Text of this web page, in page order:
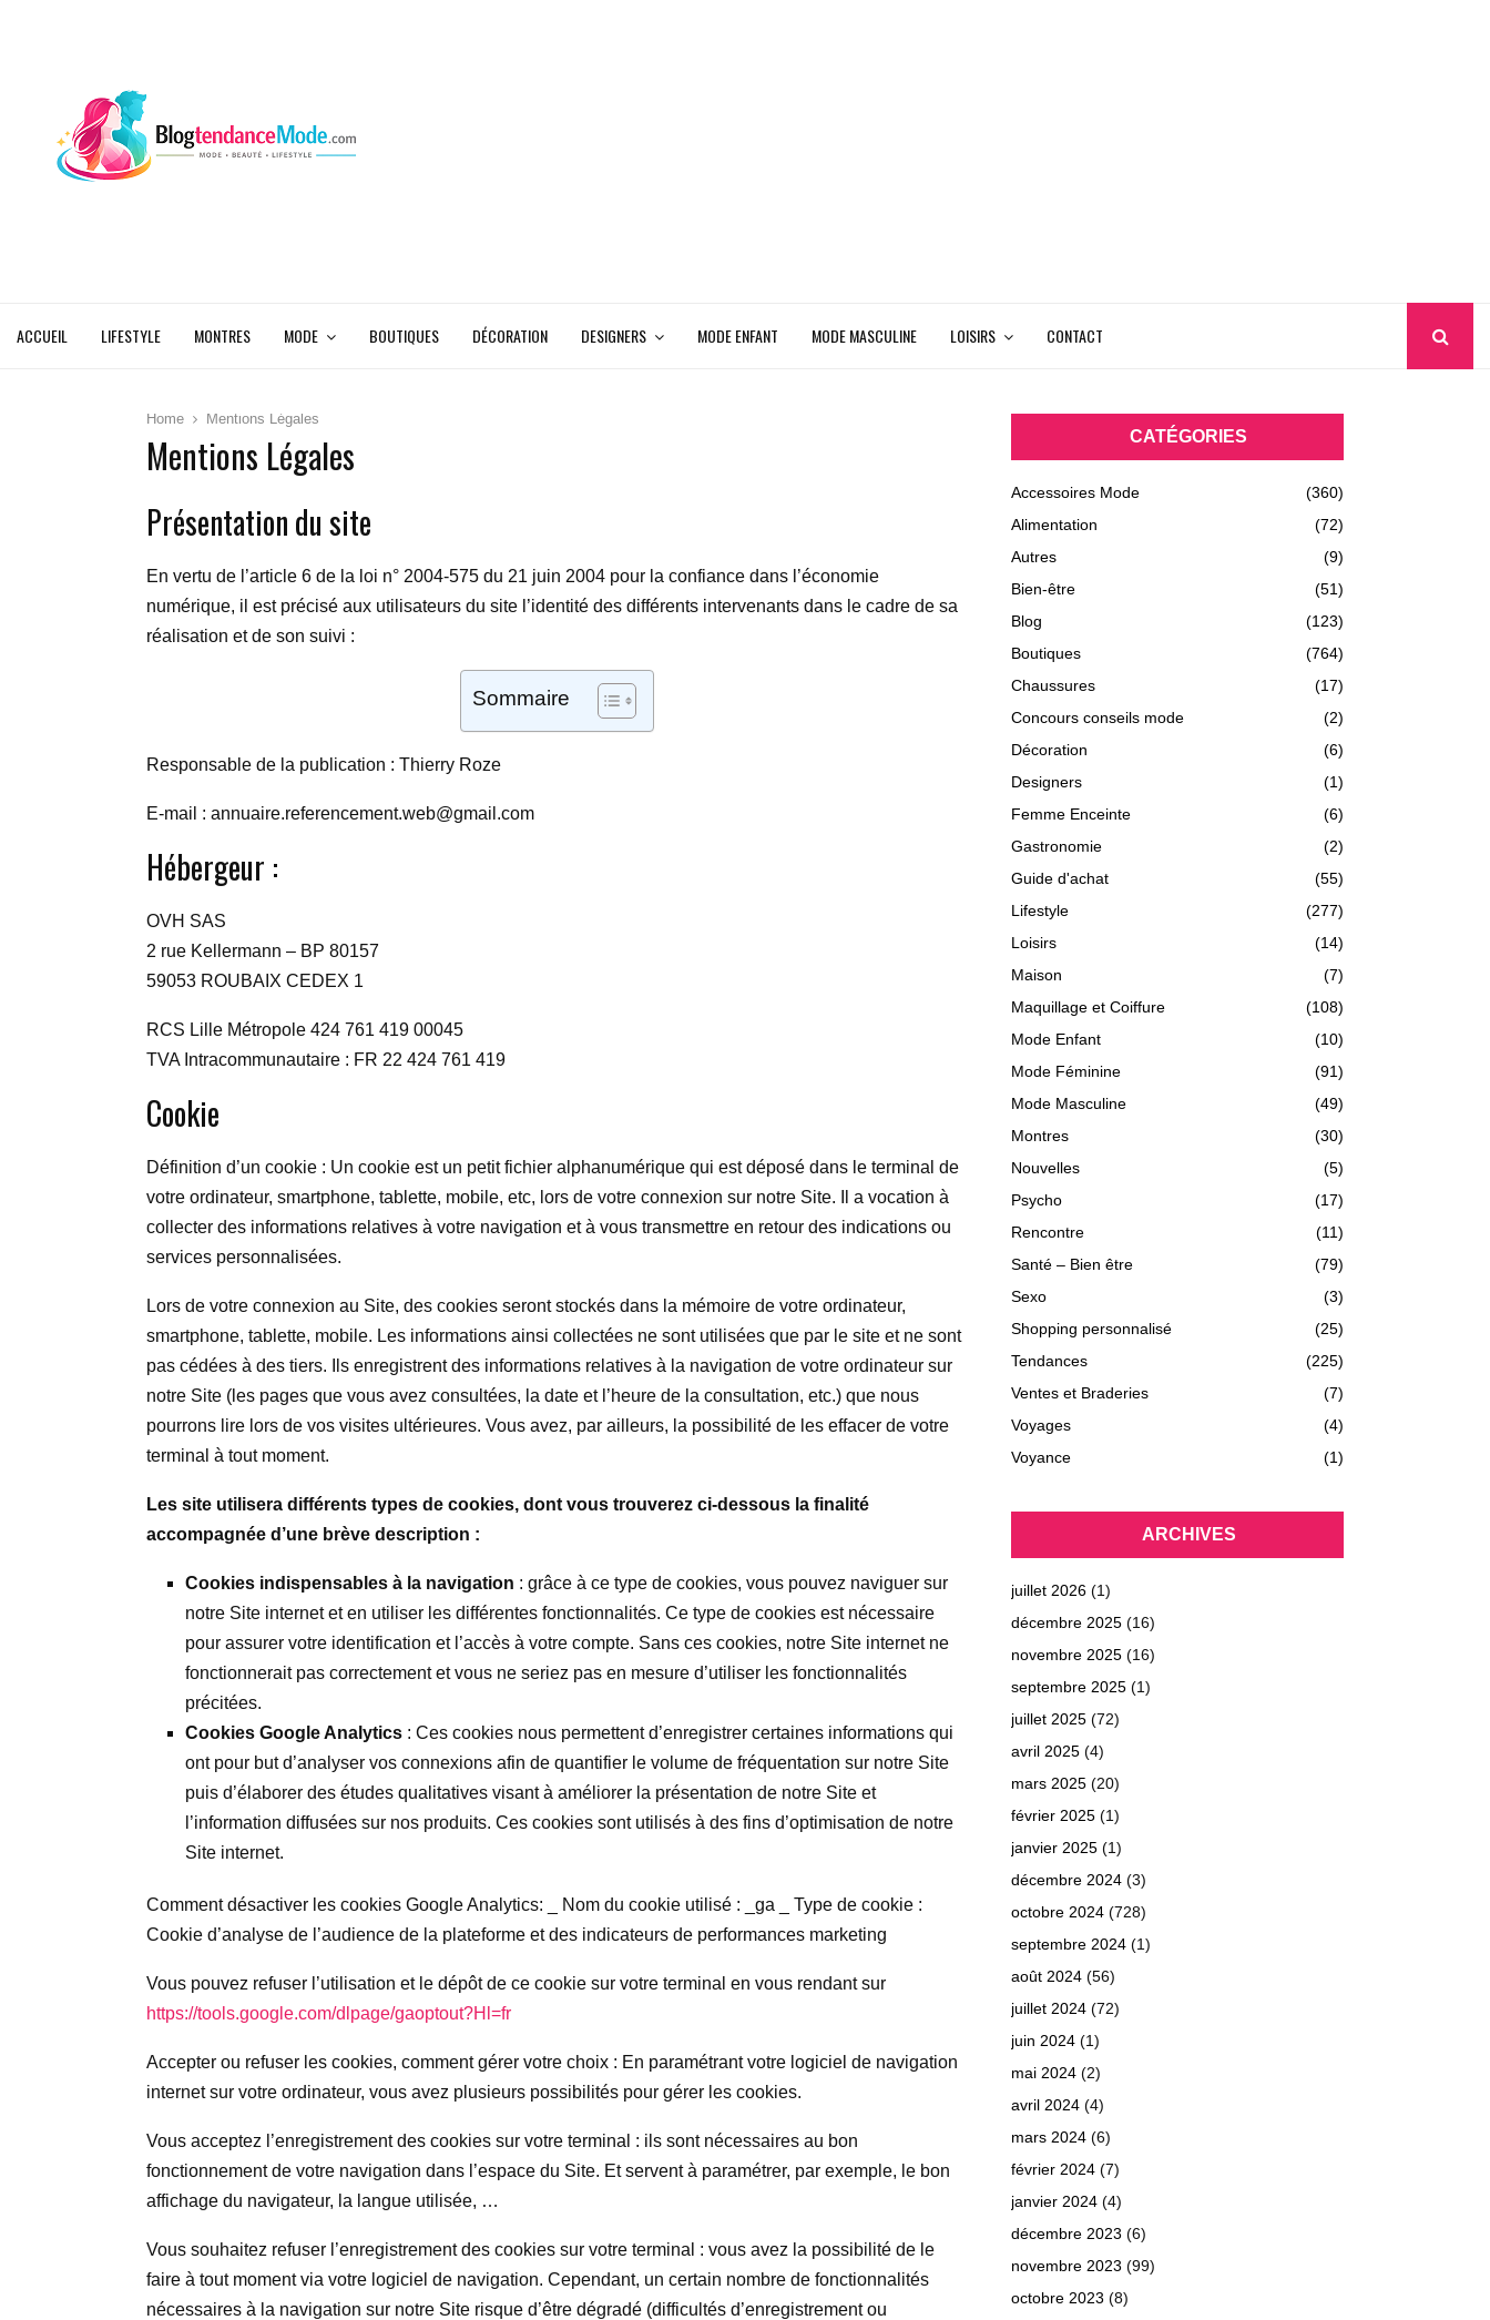
ACCUEIL LIFESTYLE MONTRES MODE BOUTIQUES DÉCORATION DESIGNERS MODE ENFANT MODE MASCULINE LOISIRS CONTACT
Home Mentions Légales
Mentions Légales
Présentation du site
En vertu de l’article 6 de la loi n° 2004-575 du 21 juin 2004 pour la confiance dans l’économie
numérique, il est précisé aux utilisateurs du site l’identité des différents intervenants dans le cadre de sa
réalisation et de son suivi :
Sommaire
Responsable de la publication : Thierry Roze
E-mail : annuaire.referencement.web@gmail.com
Hébergeur :
OVH SAS
2 rue Kellermann – BP 80157
59053 ROUBAIX CEDEX 1
RCS Lille Métropole 424 761 419 00045
TVA Intracommunautaire : FR 22 424 761 419
Cookie
Définition d’un cookie : Un cookie est un petit fichier alphanumérique qui est déposé dans le terminal de
votre ordinateur, smartphone, tablette, mobile, etc, lors de votre connexion sur notre Site. Il a vocation à
collecter des informations relatives à votre navigation et à vous transmettre en retour des indications ou
services personnalisées.
Lors de votre connexion au Site, des cookies seront stockés dans la mémoire de votre ordinateur,
smartphone, tablette, mobile. Les informations ainsi collectées ne sont utilisées que par le site et ne sont
pas cédées à des tiers. Ils enregistrent des informations relatives à la navigation de votre ordinateur sur
notre Site (les pages que vous avez consultées, la date et l’heure de la consultation, etc.) que nous
pourrons lire lors de vos visites ultérieures. Vous avez, par ailleurs, la possibilité de les effacer de votre
terminal à tout moment.
Les site utilisera différents types de cookies, dont vous trouverez ci-dessous la finalité
accompagnée d’une brève description :
Cookies indispensables à la navigation : grâce à ce type de cookies, vous pouvez naviguer sur
notre Site internet et en utiliser les différentes fonctionnalités. Ce type de cookies est nécessaire
pour assurer votre identification et l’accès à votre compte. Sans ces cookies, notre Site internet ne
fonctionnerait pas correctement et vous ne seriez pas en mesure d’utiliser les fonctionnalités
précitées.
Cookies Google Analytics : Ces cookies nous permettent d’enregistrer certaines informations qui
ont pour but d’analyser vos connexions afin de quantifier le volume de fréquentation sur notre Site
puis d’élaborer des études qualitatives visant à améliorer la présentation de notre Site et
l’information diffusées sur nos produits. Ces cookies sont utilisés à des fins d’optimisation de notre
Site internet.
Comment désactiver les cookies Google Analytics: _ Nom du cookie utilisé : _ga _ Type de cookie :
Cookie d’analyse de l’audience de la plateforme et des indicateurs de performances marketing
Vous pouvez refuser l’utilisation et le dépôt de ce cookie sur votre terminal en vous rendant sur
https://tools.google.com/dlpage/gaoptout?Hl=fr
Accepter ou refuser les cookies, comment gérer votre choix : En paramétrant votre logiciel de navigation
internet sur votre ordinateur, vous avez plusieurs possibilités pour gérer les cookies.
Vous acceptez l’enregistrement des cookies sur votre terminal : ils sont nécessaires au bon
fonctionnement de votre navigation dans l’espace du Site. Et servent à paramétrer, par exemple, le bon
affichage du navigateur, la langue utilisée, …
Vous souhaitez refuser l’enregistrement des cookies sur votre terminal : vous avez la possibilité de le
faire à tout moment via votre logiciel de navigation. Cependant, un certain nombre de fonctionnalités
nécessaires à la navigation sur notre Site risque d’être dégradé (difficultés d’enregistrement ou
CATÉGORIES
Accessoires Mode
(360)
Alimentation
(72)
Autres
(9)
Bien-être
(51)
Blog
(123)
Boutiques
(764)
Chaussures
(17)
Concours conseils mode
(2)
Décoration
(6)
Designers
(1)
Femme Enceinte
(6)
Gastronomie
(2)
Guide d'achat
(55)
Lifestyle
(277)
Loisirs
(14)
Maison
(7)
Maquillage et Coiffure
(108)
Mode Enfant
(10)
Mode Féminine
(91)
Mode Masculine
(49)
Montres
(30)
Nouvelles
(5)
Psycho
(17)
Rencontre
(11)
Santé – Bien être
(79)
Sexo
(3)
Shopping personnalisé
(25)
Tendances
(225)
Ventes et Braderies
(7)
Voyages
(4)
Voyance
(1)
ARCHIVES
juillet 2026 (1)
décembre 2025 (16)
novembre 2025 (16)
septembre 2025 (1)
juillet 2025 (72)
avril 2025 (4)
mars 2025 (20)
février 2025 (1)
janvier 2025 (1)
décembre 2024 (3)
octobre 2024 (728)
septembre 2024 (1)
août 2024 (56)
juillet 2024 (72)
juin 2024 (1)
mai 2024 (2)
avril 2024 (4)
mars 2024 (6)
février 2024 (7)
janvier 2024 (4)
décembre 2023 (6)
novembre 2023 (99)
octobre 2023 (8)